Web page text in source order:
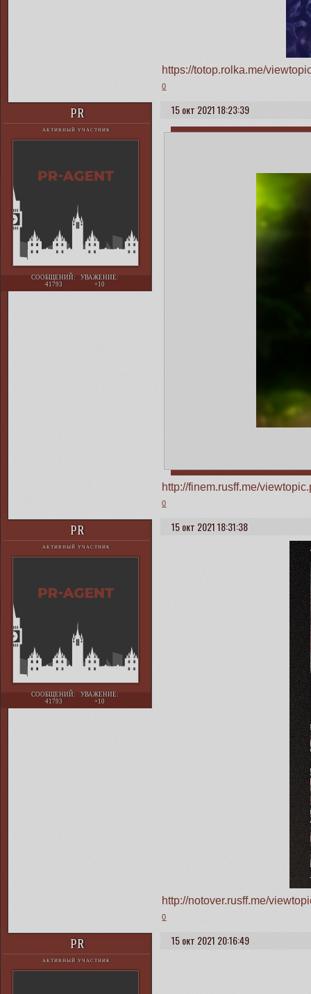
https://totop.rolka.me/
0
15 окт 2021 18:23:39
PR
АКТИВНЫЙ УЧАСТНИК
СООБЩЕНИЙ:
41793
УВАЖЕНИЕ:
+10
http://finem.rusff.me/
0
15 окт 2021 18:31:38
PR
АКТИВНЫЙ УЧАСТНИК
СООБЩЕНИЙ:
41793
УВАЖЕНИЕ:
+10
http://notover.rusff.me/
0
15 окт 2021 20:16:49
PR
АКТИВНЫЙ УЧАСТНИК